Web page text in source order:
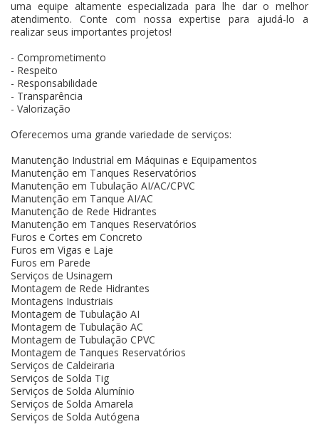
uma equipe altamente especializada para lhe dar o melhor
atendimento. Conte com nossa expertise para ajudá-lo a
realizar seus importantes projetos!
- Comprometimento
- Respeito
- Responsabilidade
- Transparência
- Valorização
Oferecemos uma grande variedade de serviços:
Manutenção Industrial em Máquinas e Equipamentos
Manutenção em Tanques Reservatórios
Manutenção em Tubulação AI/AC/CPVC
Manutenção em Tanque AI/AC
Manutenção de Rede Hidrantes
Manutenção em Tanques Reservatórios
Furos e Cortes em Concreto
Furos em Vigas e Laje
Furos em Parede
Serviços de Usinagem
Montagem de Rede Hidrantes
Montagens Industriais
Montagem de Tubulação AI
Montagem de Tubulação AC
Montagem de Tubulação CPVC
Montagem de Tanques Reservatórios
Serviços de Caldeiraria
Serviços de Solda Tig
Serviços de Solda Alumínio
Serviços de Solda Amarela
Serviços de Solda Autógena